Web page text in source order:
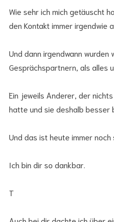
Wie sehr ich mich getäuscht
den Kontakt immer irgendwie
Und dann irgendwann wurden
Gesprächspartnern, als alles
Ein jeweils Anderer, der
hatte und sie deshalb besser
Und das ist heute immer noch
Ich bin dir so dankbar.
T